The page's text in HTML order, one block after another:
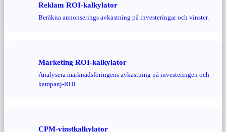
Reklam ROI-kalkylator
Beräkna annonserings avkastning på investeringar och vinster.
Marketing ROI-kalkylator
Analysera marknadsföringens avkastning på investeringen och
kampanj-ROI.
CPM-vinstkalkylator